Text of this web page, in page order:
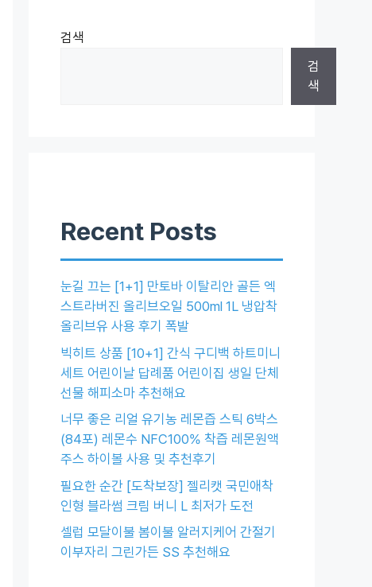
검색
검
색
Recent Posts
눈길 끄는 [1+1] 만토바 이탈리안 골든 엑
스트라버진 올리브오일 500ml 1L 냉압착
올리브유 사용 후기 폭발
빅히트 상품 [10+1] 간식 구디백 하트미니
세트 어린이날 답례품 어린이집 생일 단체
선물 해피소마 추천해요
너무 좋은 리얼 유기농 레몬즙 스틱 6박스
(84포) 레몬수 NFC100% 착즙 레몬원액
주스 하이볼 사용 및 추천후기
필요한 순간 [도착보장] 젤리캣 국민애착
인형 블라썸 크림 버니 L 최저가 도전
셀럽 모달이불 봄이불 알러지케어 간절기
이부자리 그린가든 SS 추천해요